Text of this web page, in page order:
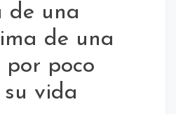
de una
de una
por poco
vida